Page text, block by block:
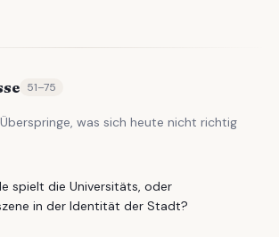
51–75
was sich heute nicht richtig
spielt die Universitäts, oder
in der Identität der Stadt?